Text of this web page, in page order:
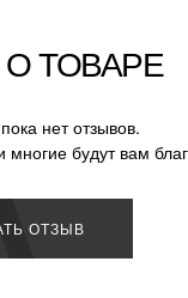
ТОВАРЕ
нет отзывов.
будут вам
ОТЗЫВ